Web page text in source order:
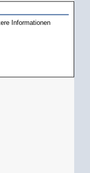
Informationen